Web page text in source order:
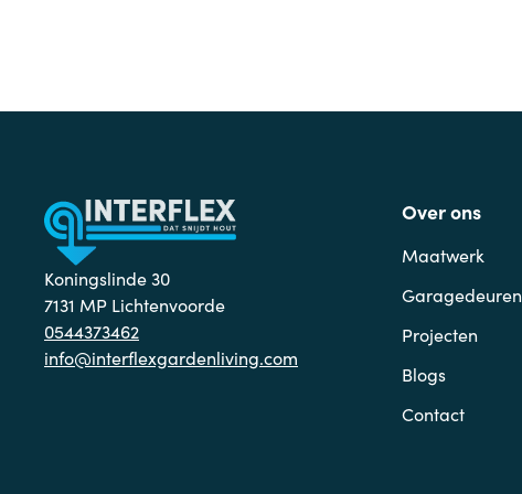
Koningslinde 30
7131 MP Lichtenvoorde
0544373462
info@interflexgardenliving.com
Over ons
Maatwerk
Garagedeuren
Projecten
Blogs
Contact